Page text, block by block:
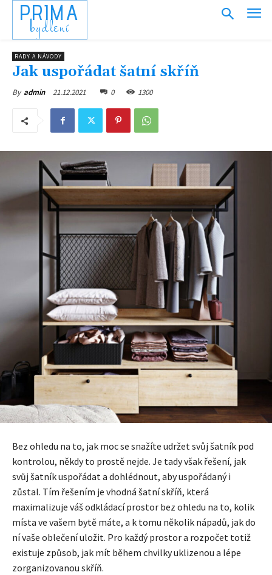
PRIMA
bydlení
RADY A NÁVODY
Jak uspořádat šatní skříň
By admin 21.12.2021 0 1300
Bez ohledu na to, jak moc se snažíte udržet svůj šatník pod
kontrolou, někdy to prostě nejde. Je tady však řešení, jak
svůj šatník uspořádat a dohlédnout, aby uspořádaný i
zůstal. Tím řešením je vhodná šatní skříň, která
maximalizuje váš odkládací prostor bez ohledu na to, kolik
místa ve vašem bytě máte, a k tomu několik nápadů, jak do
ní vaše oblečení uložit. Pro každý prostor a rozpočet totiž
existuje způsob, jak mít během chvilky uklizenou a lépe
zorganizovanou skříň.